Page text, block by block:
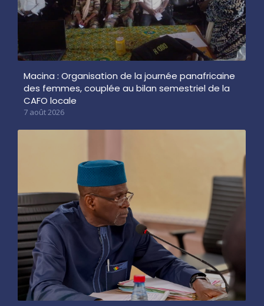
Macina : Organisation de la journée panafricaine
des femmes, couplée au bilan semestriel de la
CAFO locale
7 août 2026